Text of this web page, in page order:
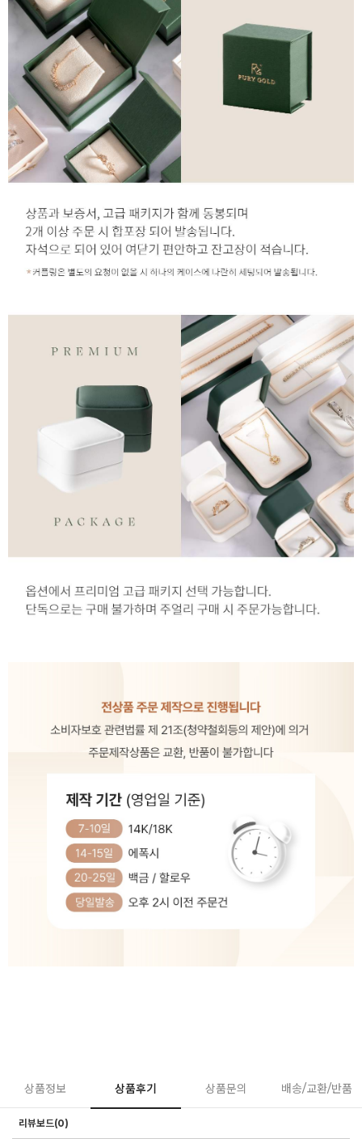
상품정보 상품후기 상품문의 배송/교환/반품
리뷰보드(0)